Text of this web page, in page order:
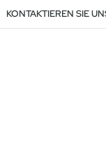
KONTAKTIEREN SIE